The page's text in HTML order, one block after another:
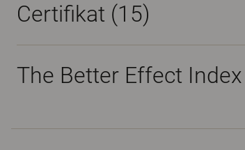
Certifikat (15)
The Better Effect